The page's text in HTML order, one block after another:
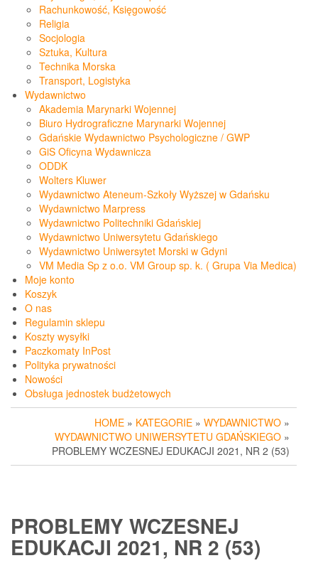
Rachunkowość, Księgowość
Religia
Socjologia
Sztuka, Kultura
Technika Morska
Transport, Logistyka
Wydawnictwo
Akademia Marynarki Wojennej
Biuro Hydrograficzne Marynarki Wojennej
Gdańskie Wydawnictwo Psychologiczne / GWP
GiS Oficyna Wydawnicza
ODDK
Wolters Kluwer
Wydawnictwo Ateneum-Szkoły Wyższej w Gdańsku
Wydawnictwo Marpress
Wydawnictwo Politechniki Gdańskiej
Wydawnictwo Uniwersytetu Gdańskiego
Wydawnictwo Uniwersytet Morski w Gdyni
VM Media Sp z o.o. VM Group sp. k. ( Grupa Via Medica)
Moje konto
Koszyk
O nas
Regulamin sklepu
Koszty wysyłki
Paczkomaty InPost
Polityka prywatności
Nowości
Obsługa jednostek budżetowych
HOME » KATEGORIE » WYDAWNICTWO »
WYDAWNICTWO UNIWERSYTETU GDAŃSKIEGO »
PROBLEMY WCZESNEJ EDUKACJI 2021, NR 2 (53)
PROBLEMY WCZESNEJ
EDUKACJI 2021, NR 2 (53)